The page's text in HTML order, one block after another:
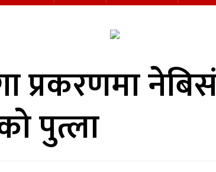
प्रकरणमा
पुत्ला